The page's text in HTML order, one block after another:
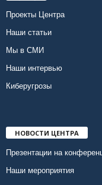
Проекты Центра
Наши статьи
Мы в СМИ
Наши интервью
Киберугрозы
НОВОСТИ ЦЕНТРА
Презентации на
Наши мероприятия